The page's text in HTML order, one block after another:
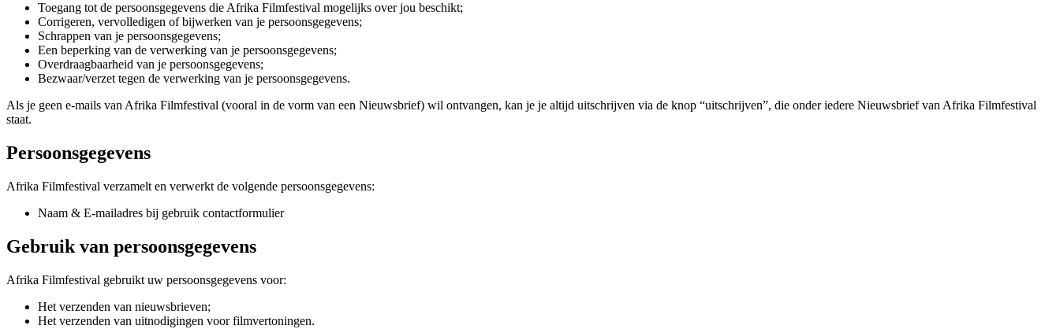
Toegang tot de persoonsgegevens die Afrika Filmfestival mogelijks over jou beschikt;
Corrigeren, vervolledigen of bijwerken van je persoonsgegevens;
Schrappen van je persoonsgegevens;
Een beperking van de verwerking van je persoonsgegevens;
Overdraagbaarheid van je persoonsgegevens;
Bezwaar/verzet tegen de verwerking van je persoonsgegevens.
Als je geen e-mails van Afrika Filmfestival (vooral in de vorm van een Nieuwsbrief) wil ontvangen, kan je je altijd uitschrijven via de knop “uitschrijven”, die onder iedere Nieuwsbrief van Afrika Filmfestival
staat.
Persoonsgegevens
Afrika Filmfestival verzamelt en verwerkt de volgende persoonsgegevens:
Naam & E-mailadres bij gebruik contactformulier
Gebruik van persoonsgegevens
Afrika Filmfestival gebruikt uw persoonsgegevens voor:
Het verzenden van nieuwsbrieven;
Het verzenden van uitnodigingen voor filmvertoningen.